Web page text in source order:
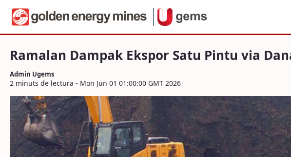
Navegació
Salta al contigut
Ramalan Dampak Ekspor Satu Pintu via Danantara
Ramalan Dampak Ekspor Satu Pintu via
Admin Ugems
2 minuts de lectura - Mon Jun 01 01:00:00 GMT 2026